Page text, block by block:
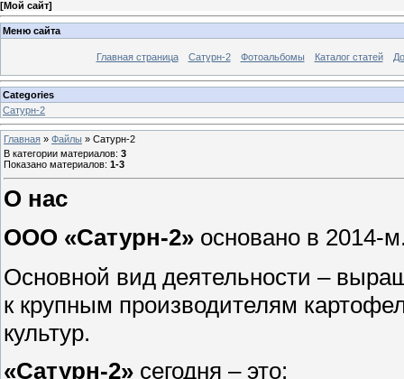
[Мой сайт]
Меню сайта
Главная страница Сатурн-2 Фотоальбомы Каталог статей
Categories
Сатурн-2
Главная » Файлы » Сатурн-2
В категории материалов: 3
Показано материалов: 1-3
О нас
ООО «Сатурн-2» основано в 2014-
Основной вид деятельности –
к крупным производителям
культур.
«Сатурн-2» сегодня – это: